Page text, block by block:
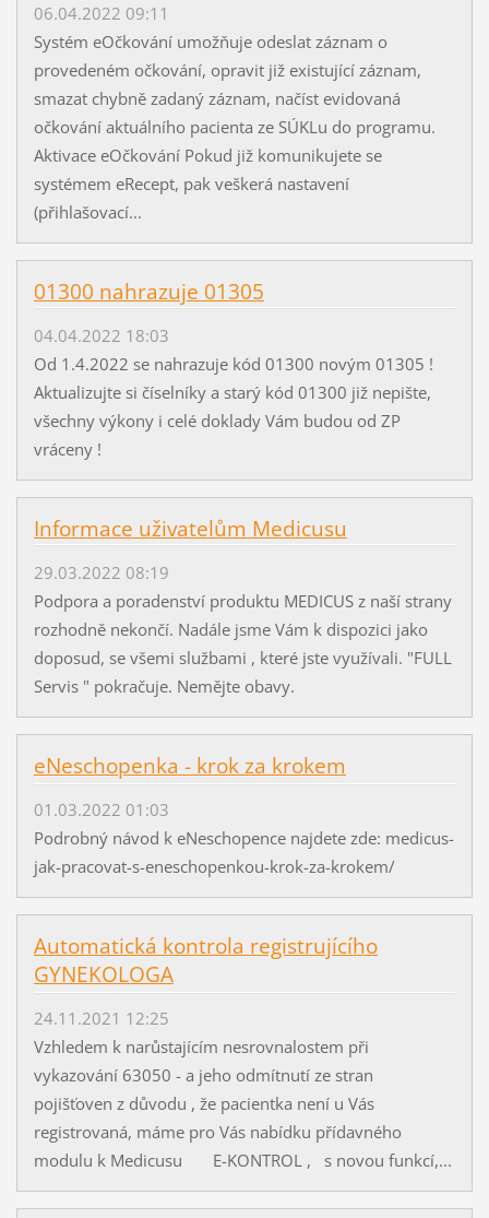
06.04.2022 09:11
Systém eOčkování umožňuje odeslat záznam o
provedeném očkování, opravit již existující záznam,
smazat chybně zadaný záznam, načíst evidovaná
očkování aktuálního pacienta ze SÚKLu do programu.
Aktivace eOčkování Pokud již komunikujete se
systémem eRecept, pak veškerá nastavení
(přihlašovací...
01300 nahrazuje 01305
04.04.2022 18:03
Od 1.4.2022 se nahrazuje kód 01300 novým 01305 !
Aktualizujte si číselníky a starý kód 01300 již nepište,
všechny výkony i celé doklady Vám budou od ZP
vráceny !
Informace uživatelům Medicusu
29.03.2022 08:19
Podpora a poradenství produktu MEDICUS z naší strany
rozhodně nekončí. Nadále jsme Vám k dispozici jako
doposud, se všemi službami , které jste využívali. "FULL
Servis " pokračuje. Nemějte obavy.
eNeschopenka - krok za krokem
01.03.2022 01:03
Podrobný návod k eNeschopence najdete zde: medicus-
jak-pracovat-s-eneschopenkou-krok-za-krokem/
Automatická kontrola registrujícího
GYNEKOLOGA
24.11.2021 12:25
Vzhledem k narůstajícím nesrovnalostem při
vykazování 63050 - a jeho odmítnutí ze stran
pojišťoven z důvodu , že pacientka není u Vás
registrovaná, máme pro Vás nabídku přídavného
modulu k Medicusu E-KONTROL , s novou funkcí,...